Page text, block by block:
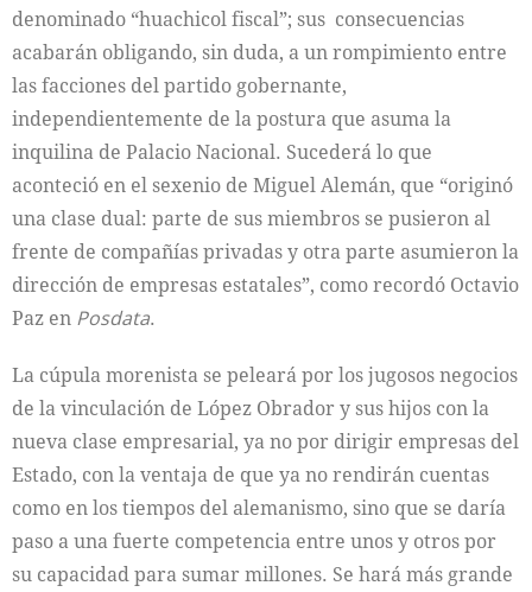
denominado “huachicol fiscal”; sus consecuencias
acabarán obligando, sin duda, a un rompimiento entre
las facciones del partido gobernante,
independientemente de la postura que asuma la
inquilina de Palacio Nacional. Sucederá lo que
aconteció en el sexenio de Miguel Alemán, que “originó
una clase dual: parte de sus miembros se pusieron al
frente de compañías privadas y otra parte asumieron la
dirección de empresas estatales”, como recordó Octavio
Paz en Posdata.
La cúpula morenista se peleará por los jugosos negocios
de la vinculación de López Obrador y sus hijos con la
nueva clase empresarial, ya no por dirigir empresas del
Estado, con la ventaja de que ya no rendirán cuentas
como en los tiempos del alemanismo, sino que se daría
paso a una fuerte competencia entre unos y otros por
su capacidad para sumar millones. Se hará más grande